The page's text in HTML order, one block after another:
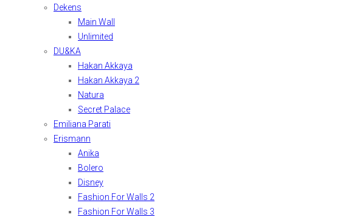
Dekens
Main Wall
Unlimited
DU&KA
Hakan Akkaya
Hakan Akkaya 2
Natura
Secret Palace
Emiliana Parati
Erismann
Anika
Bolero
Disney
Fashion For Walls 2
Fashion For Walls 3